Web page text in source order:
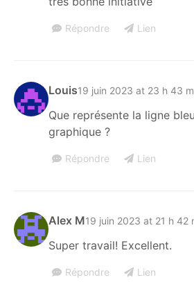
Répondre Lien
Louis19 juin 2023 at 23 h 43
Que représente la ligne
graphique ?
Répondre Lien
Alex M19 juin 2023 at 21 h 42
Super travail! Excellent.
Répondre Lien